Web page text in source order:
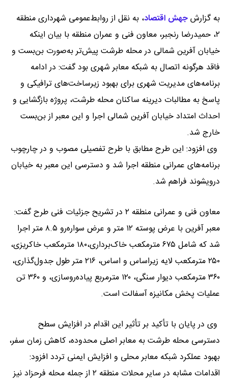
به گزارشجهش اقتصاد، به نقل از روابط‌عمومی شهرداری منطقه
۲، حمیدرضا رنجبر، معاون فنی و عمران منطقه با بیان اینکه
خیابان آفرین شمالی در محله طرشت پیش‌تر به‌صورت بن‌بست و
فاقد هرگونه اتصال به شبکه معابر شهری بود گفت: در ادامه
برنامه‌های مدیریت شهری برای بهبود زیرساخت‌های ترافیکی و
پاسخ به مطالبات دیرینه ساکنان محله طرشت، پروژه بازگشایی و
احداث امتداد خیابان آفرین شمالی اجرا و این معبر از بن‌بست
خارج شد.
وی افزود: این طرح مطابق با طرح تفصیلی مصوب و در چارچوب
برنامه‌های عمرانی منطقه اجرا شد و دسترسی این معبر به خیابان
درویشوند فراهم شد.
معاون فنی و عمرانی منطقه ۲ در تشریح جزئیات فنی طرح گفت:
معبر آفرین با عرض پوسته ۱۲ متر و عرض سواره‌رو ۸.۵ متر اجرا
شد که شامل ۶۷۵ مترمکعب خاک‌برداری،۱۸۰ مترمکعب خاکریزی،
۲۵۰ مترمکعب لایه زیراساس و اساس، ۲۱۶ متر طول جدول‌گذاری،
۳۶۰ مترمکعب دیوار سنگی، ۱۲۰ مترمربع پیاده‌روسازی، و ۳۶۰ تن
عملیات پخش مکانیزه آسفالت است.
وی در پایان با تأکید بر تأثیر این اقدام در افزایش سطح
دسترسی محله طرشت به معابر اصلی محدوده، کاهش زمان سفر،
بهبود عملکرد شبکه معابر محلی و افزایش ایمنی تردد افزود:
اقدامات مشابه در سایر محلات منطقه ۲ از جمله محله فرحزاد نیز